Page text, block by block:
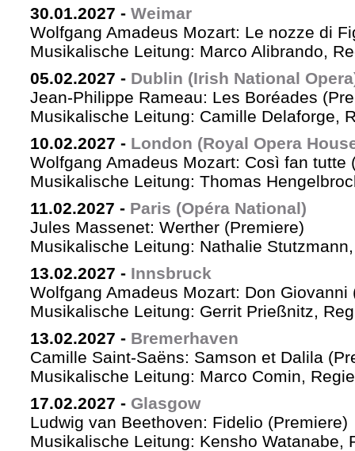
30.01.2027 - Weimar
Wolfgang Amadeus Mozart: Le nozze di
Musikalische Leitung: Marco Alibrando,
05.02.2027 - Dublin (Irish National
Jean-Philippe Rameau: Les Boréades
Musikalische Leitung: Camille Delaforge,
10.02.2027 - London (Royal Opera
Wolfgang Amadeus Mozart: Così fan tutte
Musikalische Leitung: Thomas
11.02.2027 - Paris (Opéra National)
Jules Massenet: Werther (Premiere)
Musikalische Leitung: Nathalie
13.02.2027 - Innsbruck
Wolfgang Amadeus Mozart: Don Giovanni
Musikalische Leitung: Gerrit Prießnitz,
13.02.2027 - Bremerhaven
Camille Saint-Saëns: Samson et Dalila
Musikalische Leitung: Marco Comin,
17.02.2027 - Glasgow
Ludwig van Beethoven: Fidelio (Premiere)
Musikalische Leitung: Kensho Watanabe,